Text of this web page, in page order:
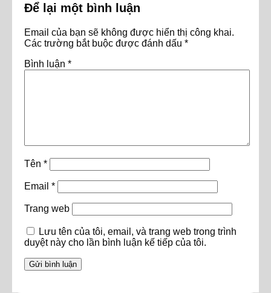
Để lại một bình luận
Email của bạn sẽ không được hiển thị công khai.
Các trường bắt buộc được đánh dấu *
Bình luận *
Tên *
Email *
Trang web
Lưu tên của tôi, email, và trang web trong trình
duyệt này cho lần bình luận kế tiếp của tôi.